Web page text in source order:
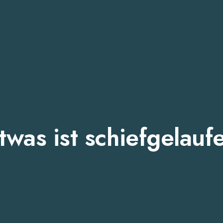
ist